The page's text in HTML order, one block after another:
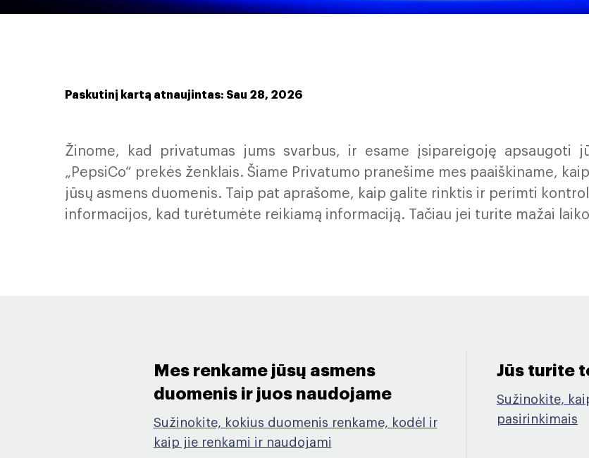
Paskutinį kartą atnaujintas: Sau 28, 2026
Žinome, kad privatumas jums svarbus, ir esame įsipareigoję apsaugoti
„PepsiCo“ prekės ženklais. Šiame Privatumo pranešime mes paaiškiname,
jūsų asmens duomenis. Taip pat aprašome, kaip galite rinktis ir perimti
informacijos, kad turėtumėte reikiamą informaciją. Tačiau jei turite mažai
Mes renkame jūsų asmens
duomenis ir juos naudojame ​
Sužinokite, kokius duomenis renkame, kodėl ir
kaip jie renkami ir naudojami
Jūs turite
Sužinokite,
pasirinkimais